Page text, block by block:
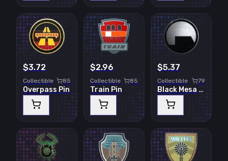
$3.72
Collectible 85
Overpass Pin
$2.96
Collectible 85
Train Pin
$5.37
Collectible 79
Black Mesa Pin